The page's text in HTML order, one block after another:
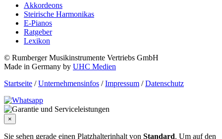
Akkordeons
Steirische Harmonikas
E-Pianos
Ratgeber
Lexikon
© Rumberger Musikinstrumente Vertriebs GmbH
Made in Germany by UHC Medien
Startseite / Unternehmensinfos / Impressum / Datenschutz
×
Sie sehen gerade einen Platzhalterinhalt von Standard. Um auf den